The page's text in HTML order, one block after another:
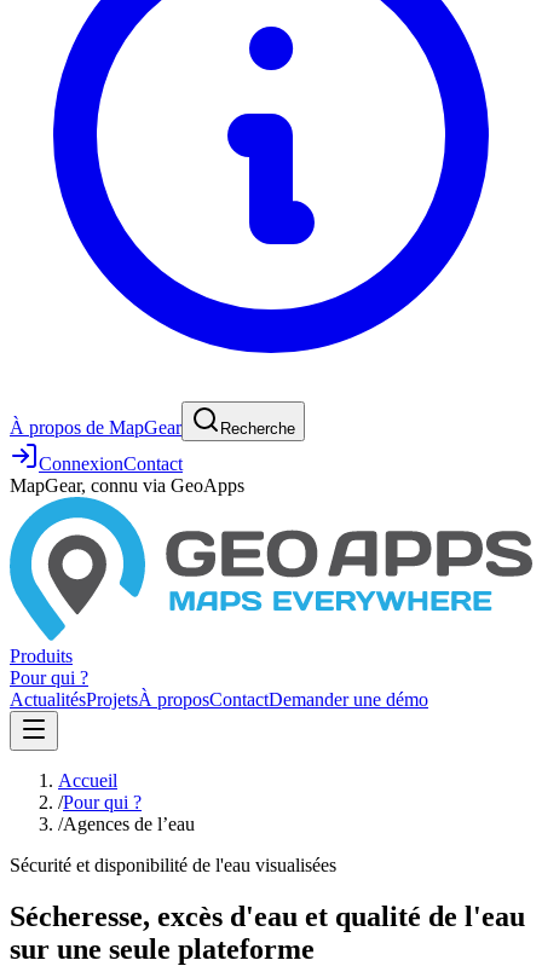
À propos de MapGear Recherche
ConnexionContact
MapGear, connu via GeoApps
Produits
Pour qui ?
ActualitésProjetsÀ proposContactDemander une démo
Accueil
/Pour qui ?
/Agences de l’eau
Sécurité et disponibilité de l'eau visualisées
Sécheresse, excès d'eau et qualité de l'eau
sur une seule plateforme